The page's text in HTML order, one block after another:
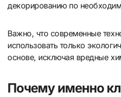
декорированию по
Важно, что современные
использовать только
основе, исключая вредные
Почему именно